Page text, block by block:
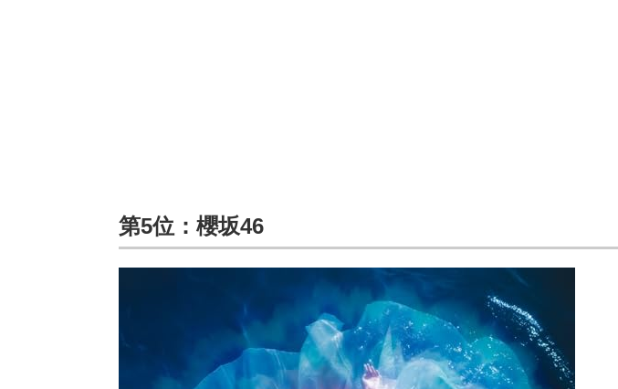
第5位：櫻坂46